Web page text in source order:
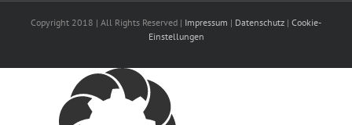
Copyright 2018 | All Rights Reserved | Impressum | Datenschutz | Cookie-
Einstellungen